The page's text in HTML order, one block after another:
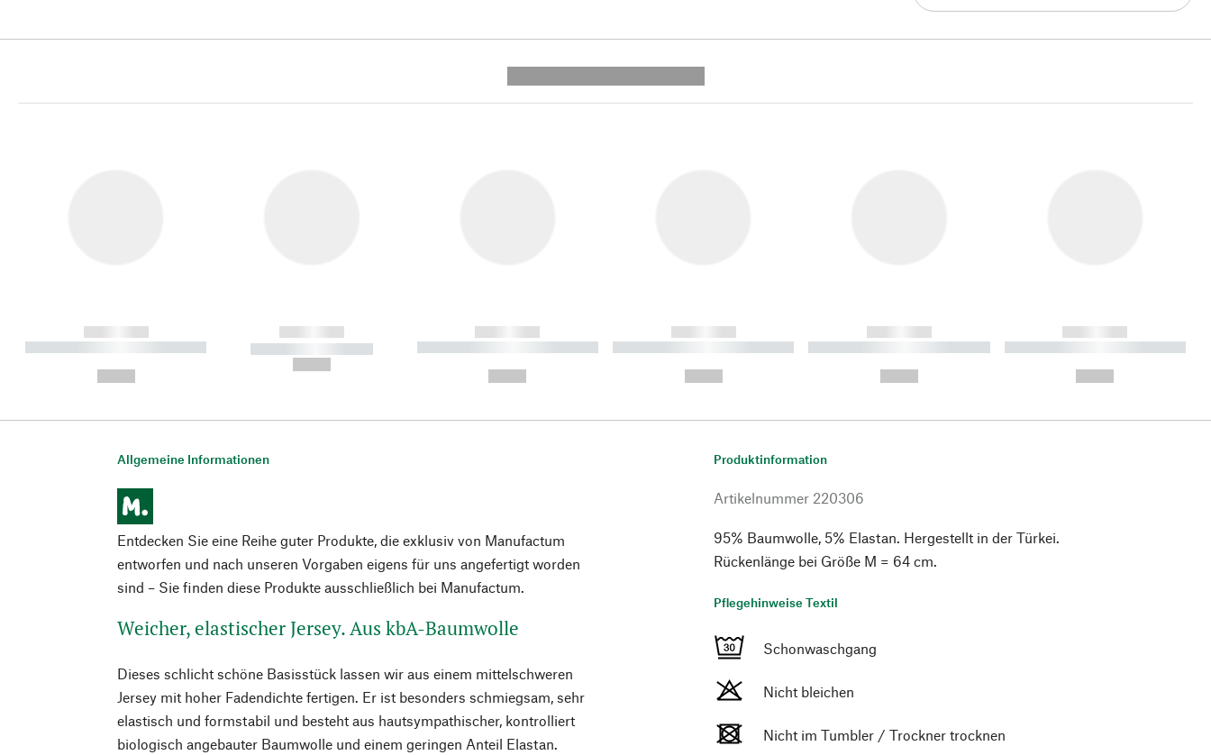
------------
----------- ----------- ----------
------------
----------- -----------
------------
----------- ----------- ----------
------------
----------- ----------- ----------
------------
----------- ----------- ----------
------------
----------- ----------- ----------
Allgemeine Informationen
Entdecken Sie eine Reihe guter Produkte, die exklusiv von Manufactum
entworfen und nach unseren Vorgaben eigens für uns angefertigt worden
sind – Sie finden diese Produkte ausschließlich bei Manufactum.
Weicher, elastischer Jersey. Aus kbA-Baumwolle
Dieses schlicht schöne Basisstück lassen wir aus einem mittelschweren
Jersey mit hoher Fadendichte fertigen. Er ist besonders schmiegsam, sehr
elastisch und formstabil und besteht aus hautsympathischer, kontrolliert
biologisch angebauter Baumwolle und einem geringen Anteil Elastan.
Produktinformation
Artikelnummer 220306
95% Baumwolle, 5% Elastan. Hergestellt in der Türkei.
Rückenlänge bei Größe M = 64 cm.
Pflegehinweise Textil
Schonwaschgang
Nicht bleichen
Nicht im Tumbler / Trockner trocknen